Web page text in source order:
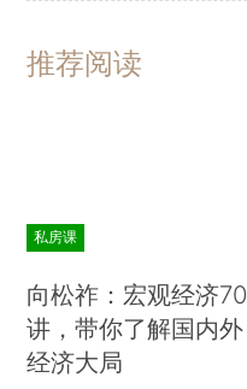
推荐阅读
私房课
向松祚：宏观经济70
讲，带你了解国内外
经济大局